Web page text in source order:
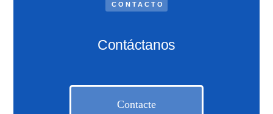
CONTACTO
Contáctanos
Contacte